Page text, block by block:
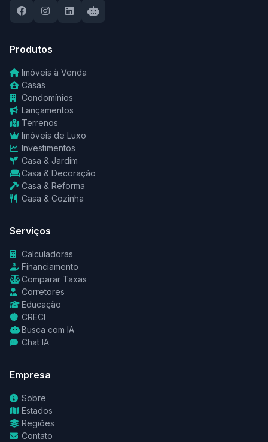
Produtos
Imóveis à Venda
Casas
Condomínios
Lançamentos
Terrenos
Imóveis de Luxo
Investimentos
Casa & Jardim
Casa & Decoração
Casa & Reforma
Casa & Cozinha
Serviços
Calculadoras
Financiamento
Comparar Taxas
Corretores
Educação
CRECI
Busca com IA
Chat IA
Empresa
Sobre
Estados
Regiões
Contato